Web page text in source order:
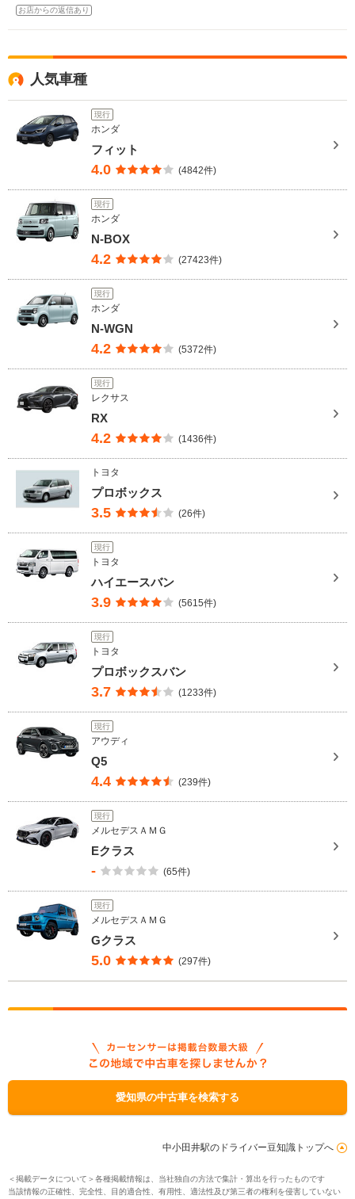
お店からの返信あり
人気車種
現行
ホンダ
フィット
4.0 (4842件)
現行
ホンダ
N-BOX
4.2 (27423件)
現行
ホンダ
N-WGN
4.2 (5372件)
現行
レクサス
RX
4.2 (1436件)
トヨタ
プロボックス
3.5 (26件)
現行
トヨタ
ハイエースバン
3.9 (5615件)
現行
トヨタ
プロボックスバン
3.7 (1233件)
現行
アウディ
Q5
4.4 (239件)
現行
メルセデスＡＭＧ
Eクラス
- (65件)
現行
メルセデスＡＭＧ
Gクラス
5.0 (297件)
愛知県の中古車を検索する
中小田井駅のドライバー豆知識トップへ
＜掲載データについて＞各種掲載情報は、当社独自の方法で集計・算出を行ったものです
当該情報の正確性、完全性、目的適合性、有用性、適法性及び第三者の権利を侵害していない